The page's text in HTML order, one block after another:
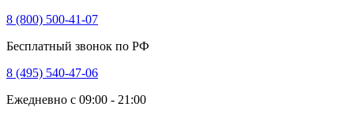
8 (800) 500-41-07
Бесплатный звонок по РФ
8 (495) 540-47-06
Ежедневно с 09:00 - 21:00